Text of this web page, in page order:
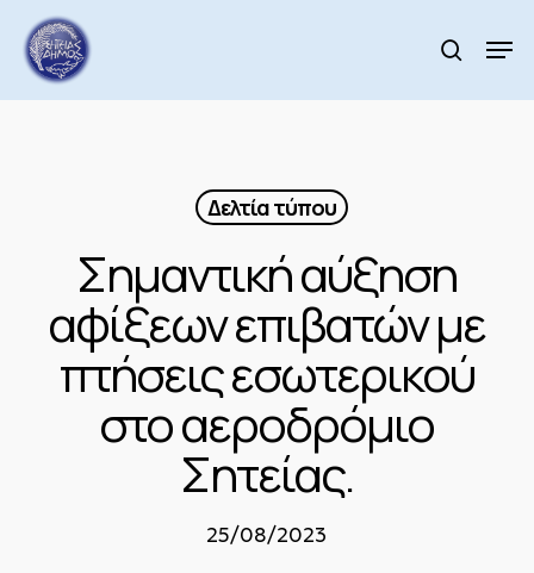
main
content
search
Δελτία τύπου
Σημαντική αύξηση
αφίξεων επιβατών με
πτήσεις εσωτερικού
στο αεροδρόμιο
Σητείας.
25/08/2023
Menu